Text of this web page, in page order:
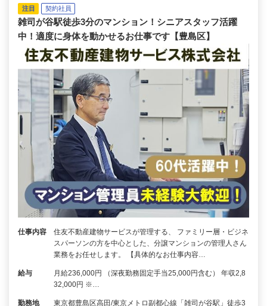
注目 契約社員
雑司が谷駅徒歩3分のマンション！シニアスタッフ活躍
中！適度に身体を動かせるお仕事です【豊島区】
仕事内容
住友不動産建物サービスが管理する、 ファミリー層・ビジネ
スパーソンの方を中心とした、分譲マンションの管理人さん
業務をお任せします。 【具体的なお仕事内容…
給与
月給236,000円 （深夜勤務固定手当25,000円含む） 年収2,8
32,000円 ※…
勤務地
東京都豊島区高田/東京メトロ副都心線「雑司が谷駅」徒歩3